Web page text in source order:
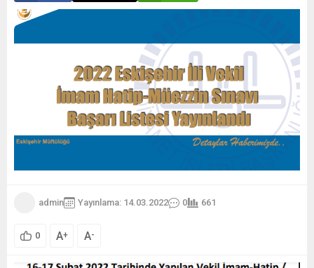
admin Yayınlama: 14.03.2022 0 661
0 A+ A-